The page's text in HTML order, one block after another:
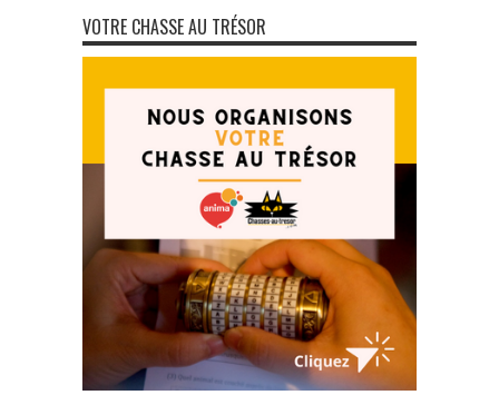
VOTRE CHASSE AU TRÉSOR